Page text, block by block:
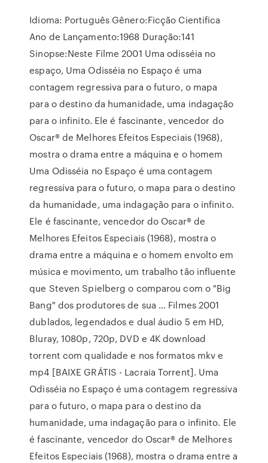
Idioma: Português Gênero:Ficção Cientifica
Ano de Lançamento:1968 Duração:141
Sinopse:Neste Filme 2001 Uma odisséia no
espaço, Uma Odisséia no Espaço é uma
contagem regressiva para o futuro, o mapa
para o destino da humanidade, uma indagação
para o infinito. Ele é fascinante, vencedor do
Oscar® de Melhores Efeitos Especiais (1968),
mostra o drama entre a máquina e o homem
Uma Odisséia no Espaço é uma contagem
regressiva para o futuro, o mapa para o destino
da humanidade, uma indagação para o infinito.
Ele é fascinante, vencedor do Oscar® de
Melhores Efeitos Especiais (1968), mostra o
drama entre a máquina e o homem envolto em
música e movimento, um trabalho tão influente
que Steven Spielberg o comparou com o "Big
Bang" dos produtores de sua … Filmes 2001
dublados, legendados e dual áudio 5 em HD,
Bluray, 1080p, 720p, DVD e 4K download
torrent com qualidade e nos formatos mkv e
mp4 [BAIXE GRÁTIS - Lacraia Torrent]. Uma
Odisséia no Espaço é uma contagem regressiva
para o futuro, o mapa para o destino da
humanidade, uma indagação para o infinito. Ele
é fascinante, vencedor do Oscar® de Melhores
Efeitos Especiais (1968), mostra o drama entre a